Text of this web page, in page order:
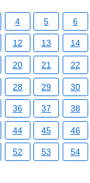
4 5 6
12 13 14
20 21 22
28 29 30
36 37 38
44 45 46
52 53 54